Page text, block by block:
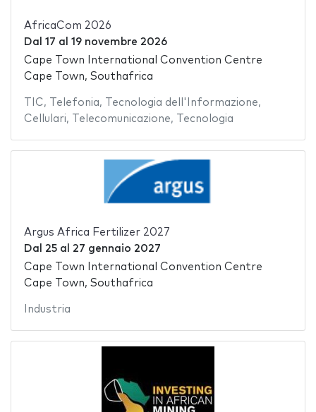
AfricaCom 2026
Dal 17 al 19 novembre 2026
Cape Town International Convention Centre
Cape Town, Southafrica
TIC, Telefonia, Tecnologia dell'Informazione,
Cellulari, Telecomunicazione, Tecnologia
Argus Africa Fertilizer 2027
Dal 25al 27 gennaio 2027
Cape Town International Convention Centre
Cape Town, Southafrica
Industria